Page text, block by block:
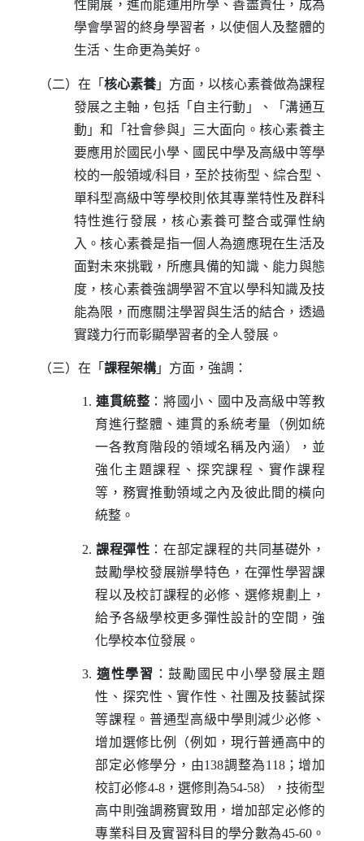
性開展，進而能運用所學、善盡責任，成為
學會學習的終身學習者，以使個人及整體的
生活、生命更為美好。
（二）在「 核心素養 」方面，以核心素養做為課程
發展之主軸，包括「自主行動」、「溝通互
動」和「社會參與」三大面向。核心素養主
要應用於國民小學、國民中學及高級中等學
校的一般領域/科目，至於技術型、綜合型、
單科型高級中等學校則依其專業特性及群科
特性進行發展，核心素養可整合或彈性納
入。核心素養是指一個人為適應現在生活及
面對未來挑戰，所應具備的知識、能力與態
度，核心素養強調學習不宜以學科知識及技
能為限，而應關注學習與生活的結合，透過
實踐力行而彰顯學習者的全人發展。
（三）在「 課程架構」方面，強調：
1. 連貫統整 ：將國小、國中及高級中等教
育進行整體、連貫的系統考量（例如統
一各教育階段的領域名稱及內涵），並
強化主題課程、探究課程、實作課程
等，務實推動領域之內及彼此間的橫向
統整。
2. 課程彈性 ：在部定課程的共同基礎外，
鼓勵學校發展辦學特色，在彈性學習課
程以及校訂課程的必修、選修規劃上，
給予各級學校更多彈性設計的空間，強
化學校本位發展。
3. 適性學習 ：鼓勵國民中小學發展主題
性、探究性、實作性、社團及技藝試探
等課程。普通型高級中學則減少必修、
增加選修比例（例如，現行普通高中的
部定必修學分，由138調整為118；增加
校訂必修4-8，選修則為54-58），技術型
高中則強調務實致用，增加部定必修的
專業科目及實習科目的學分數為45-60。